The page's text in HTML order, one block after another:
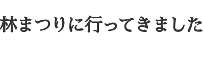
まつりに行ってきました